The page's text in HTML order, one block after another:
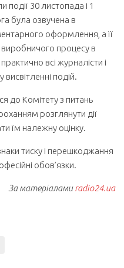
події 30 листопада і 1
була озвучена в
оформлення, а її
процесу в
всі журналісти і
висвітленні подій.
до Комітету з питань
розглянути дії
їм належну оцінку.
тиску і перешкоджання
обов’язки.
За матеріаламиradio24.ua